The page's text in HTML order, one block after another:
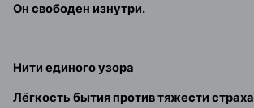
Он свободен изнутри.
Нити единого узора
Лёгкость бытия против тяжести страха